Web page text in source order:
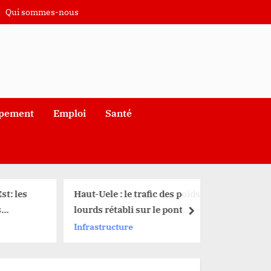
Qui sommes-nous
Emploi Santé
les
Haut-Uele : le trafic des poids
lourds rétabli sur le pont
Kibali après sa reconstruction
Infrastructure
next